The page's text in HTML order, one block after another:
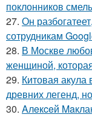
поклонников
27. Он
сотрудникам
28. В Москве
женщиной,
29. Китовая акула
древних легенд,
30. Aлeкceй